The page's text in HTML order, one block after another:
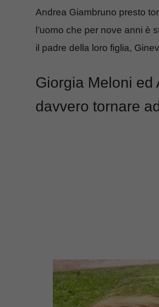
Andrea Giambruno presto
l’uomo che per nove anni è
il padre della loro figlia,
Giorgia Meloni ed
davvero tornare